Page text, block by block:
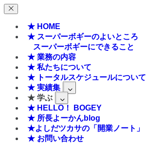
★ HOME
★ スーパーボギーのよいところ
スーパーボギーにできること
★ 業務の内容
★ 私たちについて
★ トータルスケジュールについて
★ 実績集
★ 学ぶ
★ HELLO！ BOGEY
★ 所長よーかんblog
★よしだツカサの「開業ノート」
★ お問い合わせ